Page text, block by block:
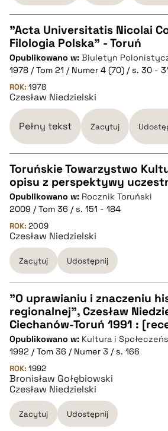
pobierz cytat
CZYSTY TEKST
pobierz cytat
BIBTEX
pobierz cytat
"Acta Universitatis Nicolai
Filologia Polska" - Toruń
Opublikowano w: Biuletyn
1978 / Tom 21 / Numer 4 (70) / s. 30 -
ROK: 1978
Czesław Niedzielski
Pełny tekst Zacytuj
CZYSTY TEKST
pobierz cytat
BIBTEX
pobierz cytat
Toruńskie Towarzystwo
opisu z perspektywy
Opublikowano w: Rocznik Toruński
2009 / Tom 36 / s. 151 - 184
ROK: 2009
Czesław Niedzielski
Zacytuj Udostępnij
CZYSTY TEKST
pobierz cytat
BIBTEX
pobierz cytat
"O uprawianiu i znaczeniu
regionalnej", Czesław
Ciechanów-Toruń 1991 :
Opublikowano w: Kultura i
1992 / Tom 36 / Numer 3 / s. 166
ROK: 1992
Bronisław Gołębiowski
Czesław Niedzielski
Zacytuj Udostępnij